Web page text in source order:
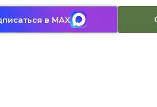
в MAX